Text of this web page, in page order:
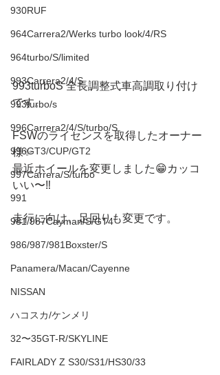
930RUF
964Carrera2/Werks turbo look/4/RS
964turbo/S/limited
993Carrera2/4/S
993turbo/s
996Carrera2/4/S/turbo/S
996GT3/CUP/GT2
997Carrera/S/turbo
991
981/987Cayman/S/GT4
986/987/981Boxster/S
Panamera/Macan/Cayenne
NISSAN
ハコスカ/ケンメリ
32〜35GT-R/SKYLINE
FAIRLADY Z S30/S31/HS30/33
993turboS 全長調整式車高調取り付け
です。
FSWのライセンスを取得したオーナー
様✨
最近ホイールを変更しました😁カッコ
いい〜‼️
走行に向け、足回りも変更です。